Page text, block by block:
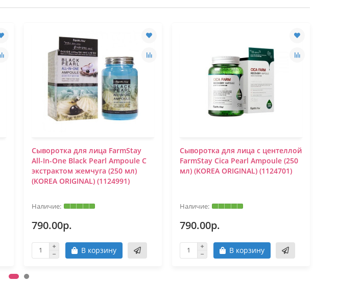
Сыворотка для лица FarmStay
All-In-One Black Pearl Ampoule С
экстрактом жемчуга (250 мл)
(KOREA ORIGINAL) (1124991)
790.00р.
В корзину
Сыворотка для лица с центеллой
FarmStay Cica Pearl Ampoule (250
мл) (KOREA ORIGINAL) (1124701)
790.00р.
В корзину